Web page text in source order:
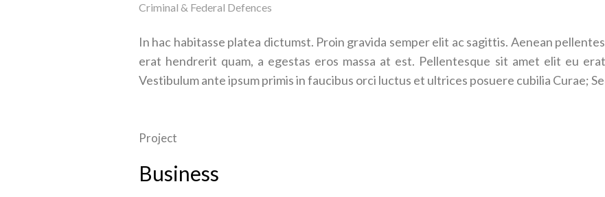
Criminal & Federal Defences
In hac habitasse platea dictumst. Proin gravida semper elit ac sagittis. Aenean
erat hendrerit quam, a egestas eros massa at est. Pellentesque sit amet elit eu
Vestibulum ante ipsum primis in faucibus orci luctus et ultrices posuere cubilia Curae;
Project
Business